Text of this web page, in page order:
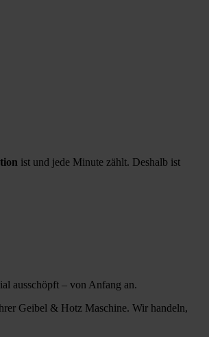
ist und jede Minute zählt. Deshalb ist
ausschöpft – von Anfang an.
Geibel & Hotz Maschine. Wir handeln,